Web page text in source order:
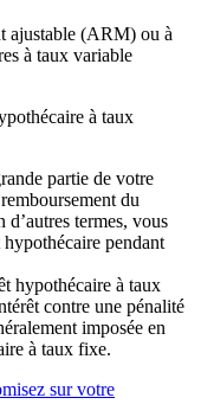
ajustable (ARM) ou à
à taux variable
à taux
partie de votre
du
termes, vous
pendant
hypothécaire à taux
contre une pénalité
imposée en
à taux fixe.